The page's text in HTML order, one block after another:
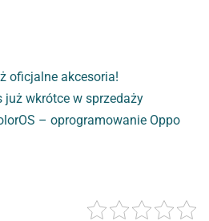
oficjalne akcesoria!
wkrótce w sprzedaży
– oprogramowanie Oppo